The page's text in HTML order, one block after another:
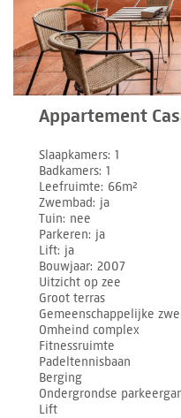
Appartement
Slaapkamers 1
Badkamers 1
Leefruimte 66m²
Zwembad ja
Tuin nee
Parkeren ja
Lift ja
Bouwjaar 2007
Uitzicht op zee
Groot terras
Gemeenschappelijke
Omheind complex
Fitnessruimte
Padeltennisbaan
Berging
Ondergrondse
Lift